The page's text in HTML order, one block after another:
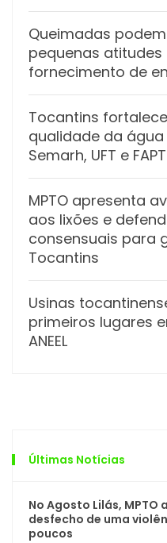
Queimadas
pequenas
fornecimento de
Tocantins
qualidade da
Semarh, UFT e
MPTO apresenta
aos lixões e
consensuais para
Tocantins
Usinas
primeiros lugares
ANEEL
Últimas Notícias
No Agosto Lilás,
desfecho de uma
poucos